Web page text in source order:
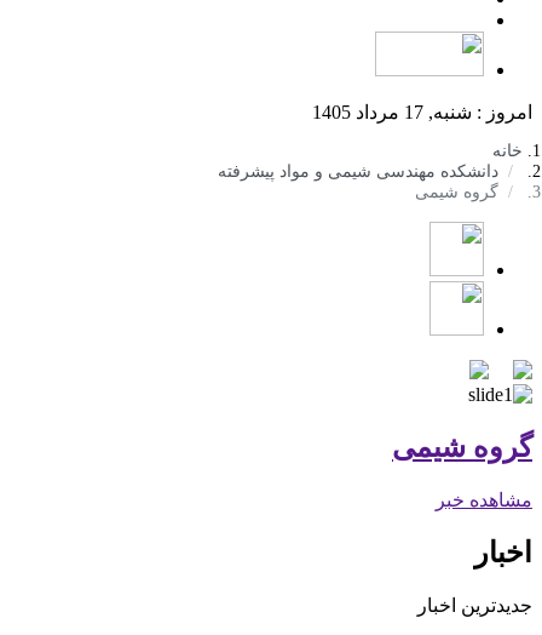
امروز : شنبه, 17 مرداد 1405
خانه
دانشکده مهندسی شیمی و مواد پیشرفته
گروه شیمی
گروه شیمی
مشاهده خبر
اخبار
جدیدترین اخبار